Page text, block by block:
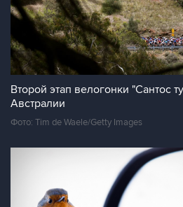
Второй этап велогонки "Сантос
Австралии
Фото: Tim de Waele/Getty Images